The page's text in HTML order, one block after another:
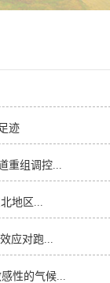
迹
重组调控...
地区...
应对跑...
感性的气候...